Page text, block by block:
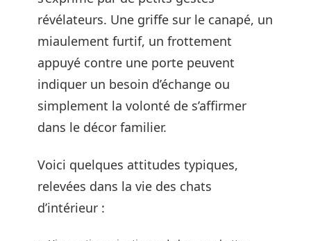
révélateurs. Une griffe sur le canapé, un
miaulement furtif, un frottement
appuyé contre une porte peuvent
indiquer un besoin d’échange ou
simplement la volonté de s’affirmer
dans le décor familier.
Voici quelques attitudes typiques,
relevées dans la vie des chats
d’intérieur :